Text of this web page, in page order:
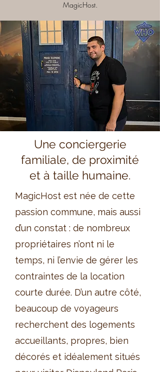
MagicHost.
Une conciergerie
familiale, de proximité
et à taille humaine.
MagicHost est née de cette
passion commune, mais aussi
d’un constat : de nombreux
propriétaires n’ont ni le
temps, ni l’envie de gérer les
contraintes de la location
courte durée. D’un autre côté,
beaucoup de voyageurs
recherchent des logements
accueillants, propres, bien
décorés et idéalement situés